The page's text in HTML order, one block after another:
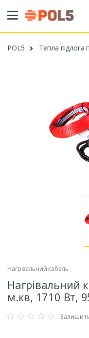
POL5 Тепла підлога
Нагрівальний кабель
Нагрівальний
м.кв, 1710 Вт,